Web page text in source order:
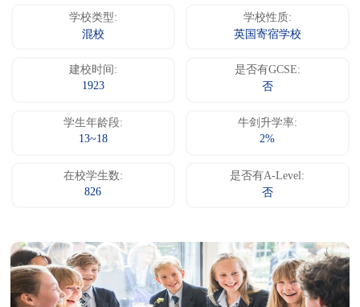
学校类型:
混校
学校性质:
英国寄宿学校
建校时间:
1923
是否有GCSE:
否
学生年龄段:
13~18
牛剑升学率:
2%
在校学生数:
826
是否有A-Level:
否